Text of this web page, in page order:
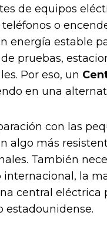
de equipos
o
energía estable
pruebas,
Por eso, un
en una
con las
algo más
También
internacional, la
central eléctrica
estadounidense.